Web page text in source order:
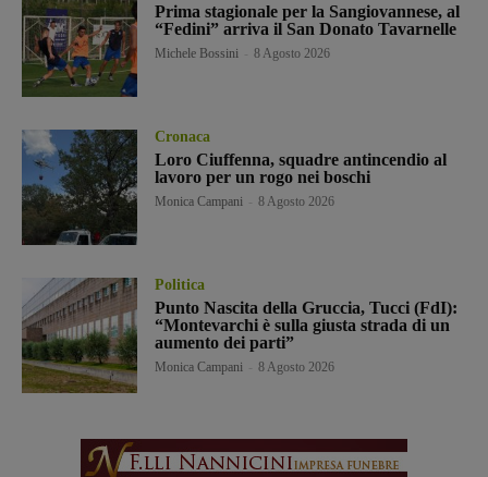
Prima stagionale per la Sangiovannese, al
“Fedini” arriva il San Donato Tavarnelle
Michele Bossini 8 Agosto 2026
Cronaca
Loro Ciuffenna, squadre antincendio al
lavoro per un rogo nei boschi
Monica Campani 8 Agosto 2026
Politica
Punto Nascita della Gruccia, Tucci (FdI):
“Montevarchi è sulla giusta strada di un
aumento dei parti”
Monica Campani 8 Agosto 2026